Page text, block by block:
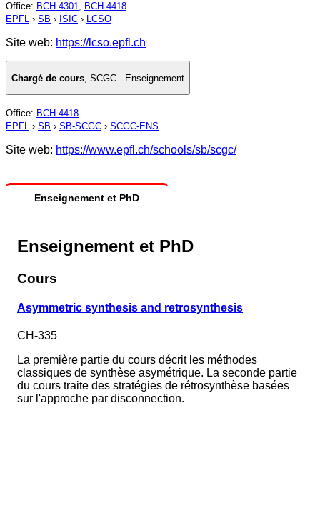
Office: BCH 4301, BCH 4418
EPFL › SB › ISIC › LCSO
Site web: https://lcso.epfl.ch
Chargé de cours SCGC - Enseignement
Office: BCH 4418
EPFL › SB › SB-SCGC › SCGC-ENS
Site web: https://www.epfl.ch/schools/sb/scgc/
Enseignement et PhD
Enseignement et PhD
Cours
Asymmetric synthesis and retrosynthesis
CH-335
La première partie du cours décrit les méthodes
classiques de synthèse asymétrique. La seconde partie
du cours traite des stratégies de rétrosynthèse basées
sur l'approche par disconnection.